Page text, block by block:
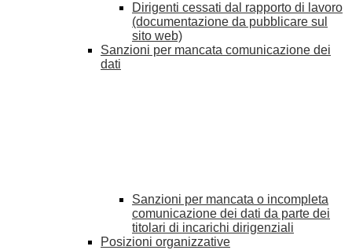
Dirigenti cessati dal rapporto di lavoro
(documentazione da pubblicare sul
sito web)
Sanzioni per mancata comunicazione dei
dati
Sanzioni per mancata o incompleta
comunicazione dei dati da parte dei
titolari di incarichi dirigenziali
Posizioni organizzative